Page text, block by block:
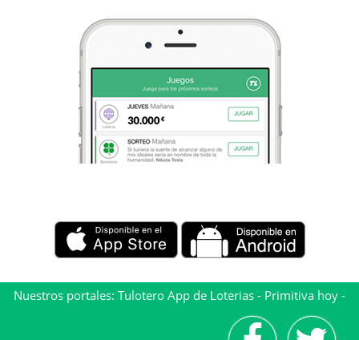
Nuestros portales: Tulotero App de Loterias - Primitiva hoy -